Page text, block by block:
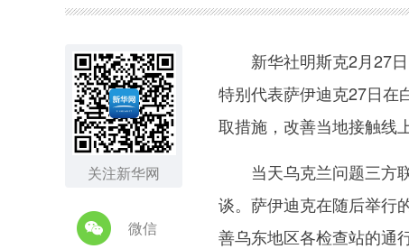
关注新华网
微信
新华社明斯克2月27日
特别代表萨伊迪克27日在
取措施，改善当地接触线
当天乌克兰问题三方联
谈。萨伊迪克在随后举行
善乌东地区各检查站的通